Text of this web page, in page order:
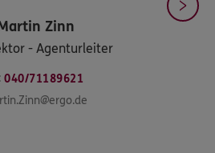
Zinn
- Agenturleiter
040/71189621